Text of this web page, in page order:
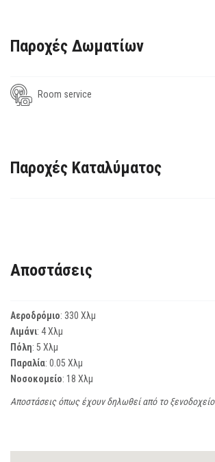
Παροχές Δωματίων
Room service
Παροχές Καταλύματος
Αποστάσεις
Αεροδρόμιο: 330 Χλμ
Λιμάνι: 4 Χλμ
Πόλη: 5 Χλμ
Παραλία: 0.05 Χλμ
Νοσοκομείο: 18 Χλμ
Αποστάσεις όπως έχουν δηλωθεί από το ξενοδοχείο